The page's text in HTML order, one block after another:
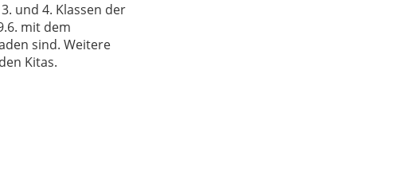
und 4. Klassen der
mit dem
sind. Weitere
Kitas.